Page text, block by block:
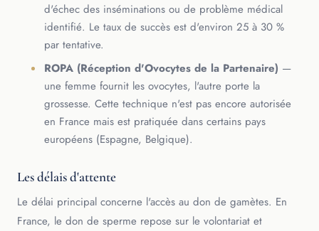
d'échec des inséminations ou de problème médical
identifié. Le taux de succès est d'environ 25 à 30 %
par tentative.
ROPA (Réception d'Ovocytes de la Partenaire) —
une femme fournit les ovocytes, l'autre porte la
grossesse. Cette technique n'est pas encore autorisée
en France mais est pratiquée dans certains pays
européens (Espagne, Belgique).
Les délais d'attente
Le délai principal concerne l'accès au don de gamètes. En
France, le don de sperme repose sur le volontariat et